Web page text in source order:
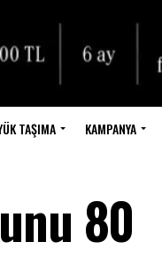
TAŞIMA KAMPANYA
80